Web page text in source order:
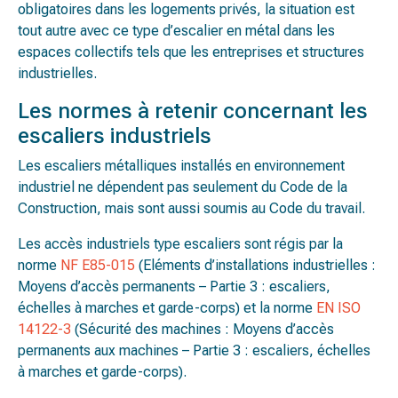
obligatoires dans les logements privés, la situation est
tout autre avec ce type d’escalier en métal dans les
espaces collectifs tels que les entreprises et structures
industrielles.
Les normes à retenir concernant les
escaliers industriels
Les escaliers métalliques installés en environnement
industriel ne dépendent pas seulement du Code de la
Construction, mais sont aussi soumis au Code du travail.
Les accès industriels type escaliers sont régis par la
norme NF E85-015 (Eléments d’installations industrielles :
Moyens d’accès permanents – Partie 3 : escaliers,
échelles à marches et garde-corps) et la norme EN ISO
14122-3 (Sécurité des machines : Moyens d’accès
permanents aux machines – Partie 3 : escaliers, échelles
à marches et garde-corps).